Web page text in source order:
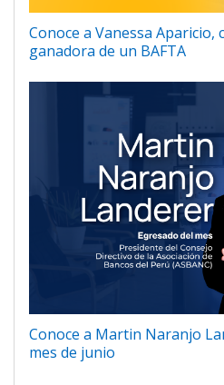
Conoce a Vanessa
ganadora de un BAFTA
Conoce a Martin Naranjo
mes de junio